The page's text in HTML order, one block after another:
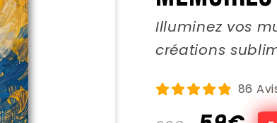
expression artistique.
La culture populaire crée par
vous, nous... celle qui ne se
Illuminez vos
créations
86
Prix
Prix